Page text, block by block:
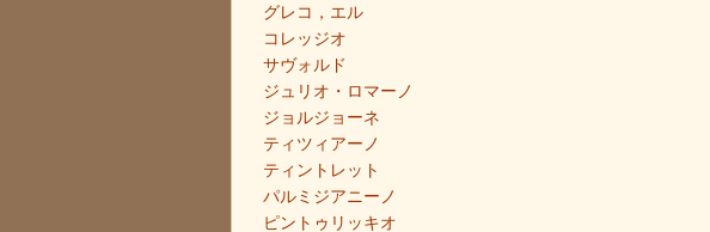
グレコ，エル
コレッジオ
サヴォルド
ジュリオ・ロマーノ
ジョルジョーネ
ティツィアーノ
ティントレット
パルミジアニーノ
ピントゥリッキオ